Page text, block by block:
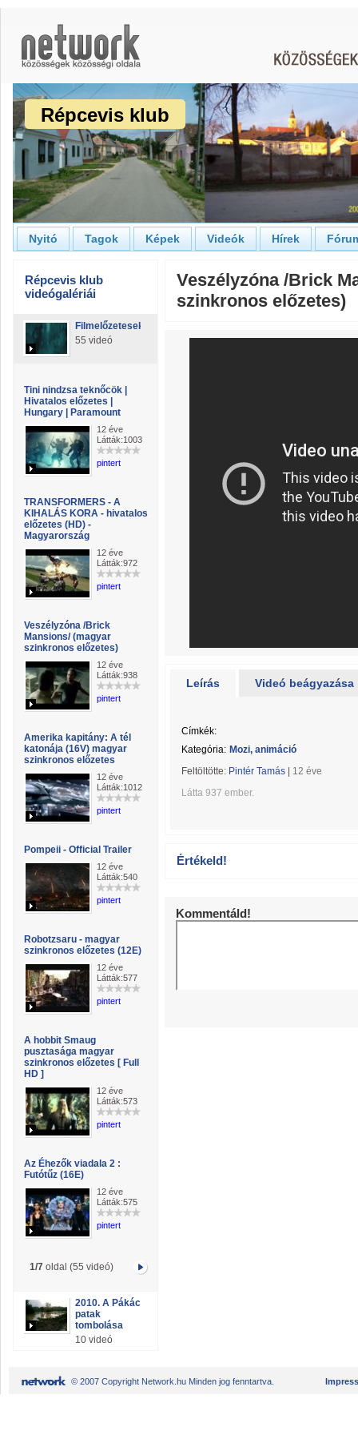
Répcevis klub
Nyitó Tagok Képek Videók Hírek
Répcevis klub
videógalériái
Filmelőzetesek
55 videó
Tini nindzsa teknőcök |
Hivatalos előzetes |
Hungary | Paramount
12 éve
Látták:1003
pintert
TRANSFORMERS - A
KIHALÁS KORA - hivatalos
előzetes (HD) -
Magyarország
12 éve
Látták:972
pintert
Veszélyzóna /Brick
Mansions/ (magyar
szinkronos előzetes)
12 éve
Látták:938
pintert
Amerika kapitány: A tél
katonája (16V) magyar
szinkronos előzetes
12 éve
Látták:1012
pintert
Pompeii - Official Trailer
12 éve
Látták:540
pintert
Robotzsaru - magyar
szinkronos előzetes (12E)
12 éve
Látták:577
pintert
A hobbit Smaug
pusztasága magyar
szinkronos előzetes [ Full
HD ]
12 éve
Látták:573
pintert
Az Éhezők viadala 2 :
Futótűz (16E)
12 éve
Látták:575
pintert
1/7oldal (55 videó)
2010. A Pákác
patak
tombolása
10 videó
Veszélyzóna /Brick
szinkronos előzetes)
Leírás Videó beágyazása
Címkék:
Kategória: Mozi, animáció
Feltöltötte: Pintér Tamás
12 éve
Látta 937 ember.
Értékeld!
Kommentáld!
© 2007 Copyright Network.hu Minden jog fenntartva.